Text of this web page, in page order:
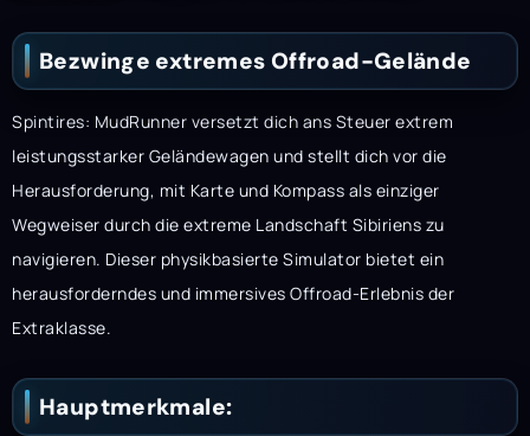
Bezwinge extremes Offroad-Gelände
Spintires: MudRunner versetzt dich ans Steuer extrem
leistungsstarker Geländewagen und stellt dich vor die
Herausforderung, mit Karte und Kompass als einziger
Wegweiser durch die extreme Landschaft Sibiriens zu
navigieren. Dieser physikbasierte Simulator bietet ein
herausforderndes und immersives Offroad-Erlebnis der
Extraklasse.
Hauptmerkmale: